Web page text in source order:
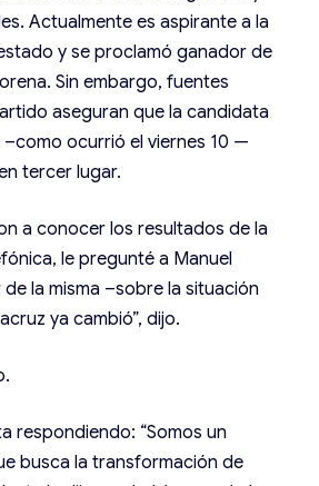
Actualmente es aspirante a la
y se proclamó ganador de
Sin embargo, fuentes
aseguran que la candidata
–como ocurrió el viernes 10 —
tercer lugar.
a conocer los resultados de la
le pregunté a Manuel
la misma –sobre la situación
ya cambió”, dijo.
respondiendo: “Somos un
busca la transformación de